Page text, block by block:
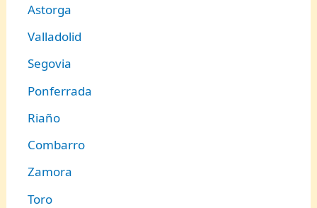
Astorga
Valladolid
Segovia
Ponferrada
Riaño
Combarro
Zamora
Toro